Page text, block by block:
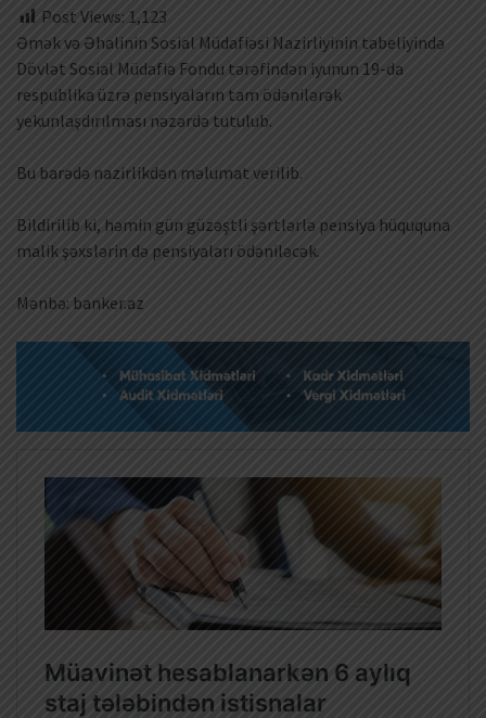
Post Views: 1,123
Əmək və Əhalinin Sosial Müdafiəsi Nazirliyinin tabeliyində
Dövlət Sosial Müdafiə Fondu tərəfindən iyunun 19-da
respublika üzrə pensiyaların tam ödənilərək
yekunlaşdırılması nəzərdə tutulub.
Bu barədə nazirlikdən məlumat verilib.
Bildirilib ki, həmin gün güzəştli şərtlərlə pensiya hüququna
malik şəxslərin də pensiyaları ödəniləcək.
Mənbə: banker.az